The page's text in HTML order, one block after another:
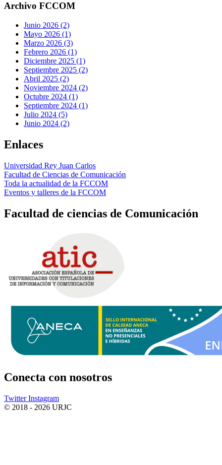
Archivo FCCOM
Junio 2026 (2)
Mayo 2026 (1)
Marzo 2026 (3)
Febrero 2026 (1)
Diciembre 2025 (1)
Septiembre 2025 (2)
Abril 2025 (2)
Noviembre 2024 (2)
Octubre 2024 (1)
Septiembre 2024 (1)
Julio 2024 (5)
Junio 2024 (2)
Enlaces
Universidad Rey Juan Carlos
Facultad de Ciencias de Comunicación
Toda la actualidad de la FCCOM
Eventos y talleres de la FCCOM
Facultad de ciencias de Comunicación
Conecta con nosotros
Twitter Instagram
© 2018 - 2026 URJC